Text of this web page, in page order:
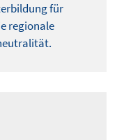
für
regionale